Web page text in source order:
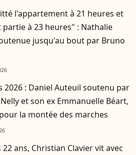
l'appartement à 21 heures et
partie à 23 heures" : Nathalie
jusqu'au bout par Bruno
2026 : Daniel Auteuil soutenu par
et son ex Emmanuelle Béart,
la montée des marches
22 ans, Christian Clavier vit avec